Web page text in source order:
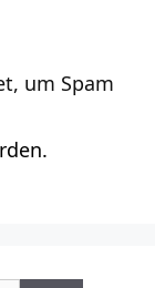
um Spam